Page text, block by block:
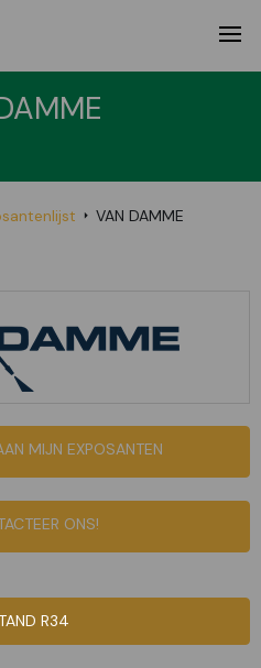
VAN DAMME
MIJN EXPOSANTEN
ONS!
R34